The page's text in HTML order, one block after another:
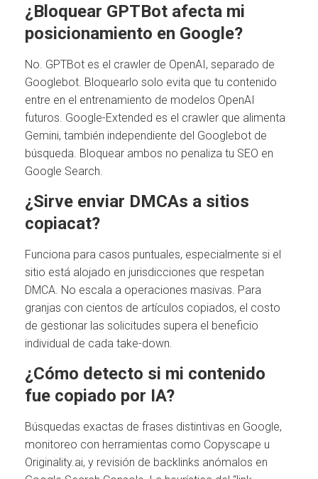
¿Bloquear GPTBot afecta mi
posicionamiento en Google?
No. GPTBot es el crawler de OpenAI, separado de
Googlebot. Bloquearlo solo evita que tu contenido
entre en el entrenamiento de modelos OpenAI
futuros. Google-Extended es el crawler que alimenta
Gemini, también independiente del Googlebot de
búsqueda. Bloquear ambos no penaliza tu SEO en
Google Search.
¿Sirve enviar DMCAs a sitios
copiacat?
Funciona para casos puntuales, especialmente si el
sitio está alojado en jurisdicciones que respetan
DMCA. No escala a operaciones masivas. Para
granjas con cientos de artículos copiados, el costo
de gestionar las solicitudes supera el beneficio
individual de cada take-down.
¿Cómo detecto si mi contenido
fue copiado por IA?
Búsquedas exactas de frases distintivas en Google,
monitoreo con herramientas como Copyscape u
Originality.ai, y revisión de backlinks anómalos en